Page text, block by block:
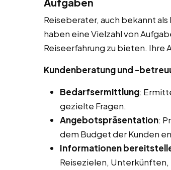
Reiseberater, auch bekannt
haben eine Vielzahl von
Reiseerfahrung zu bieten. Ihre
Kundenberatung und -
Bedarfsermittlung:
gezielte Fragen.
Angebotspräsentation:
dem Budget der Kunden
Informationen
Reisezielen,